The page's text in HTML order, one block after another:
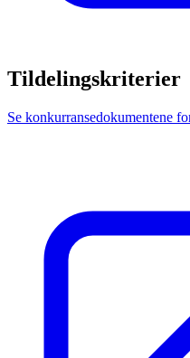
Tildelingskriterier
Se konkurransedokumentene